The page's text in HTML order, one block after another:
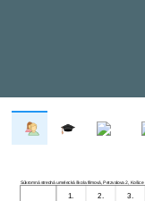
1. 2. 3.
Súkromná stredná umelecká škola filmová, Petzvalova 2, Košice